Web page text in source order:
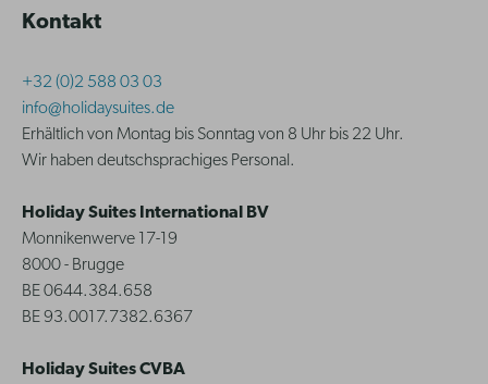
Kontakt
+32 (0)2 588 03 03
info@holidaysuites.de
Erhältlich von Montag bis Sonntag von 8 Uhr bis 22 Uhr.
Wir haben deutschsprachiges Personal.
Holiday Suites International BV
Monnikenwerve 17-19
8000 - Brugge
BE 0644.384.658
BE 93.0017.7382.6367
Holiday Suites CVBA